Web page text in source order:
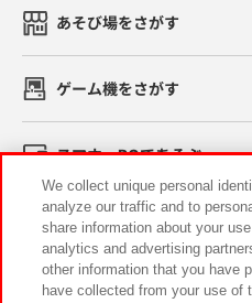
あそび場をさがす
ゲーム機をさがす
スマホ・PCであそぶ
イベント・キャンペーン
We collect unique personal
analyze our traffic and to
share information about your
analytics and advertising
other information that you have
have collected from your use